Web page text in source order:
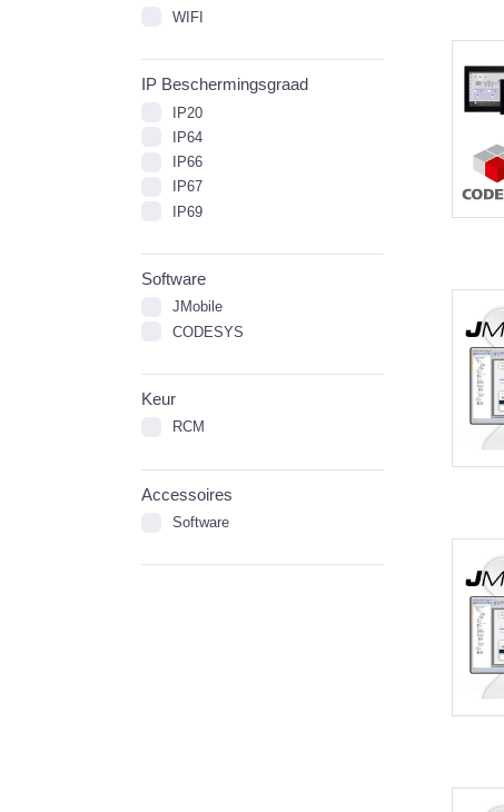
WIFI
IP Beschermingsgraad
IP20
IP64
IP66
IP67
IP69
Software
JMobile
CODESYS
Keur
RCM
Accessoires
Software